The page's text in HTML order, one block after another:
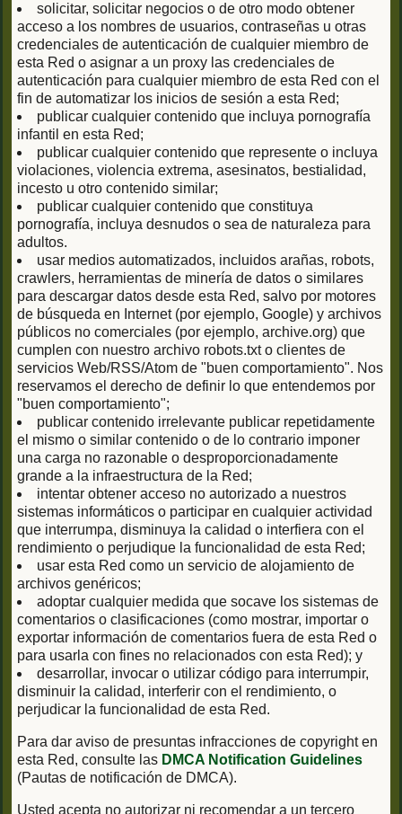
solicitar, solicitar negocios o de otro modo obtener
acceso a los nombres de usuarios, contraseñas u otras
credenciales de autenticación de cualquier miembro de
esta Red o asignar a un proxy las credenciales de
autenticación para cualquier miembro de esta Red con el
fin de automatizar los inicios de sesión a esta Red;
publicar cualquier contenido que incluya pornografía
infantil en esta Red;
publicar cualquier contenido que represente o incluya
violaciones, violencia extrema, asesinatos, bestialidad,
incesto u otro contenido similar;
publicar cualquier contenido que constituya
pornografía, incluya desnudos o sea de naturaleza para
adultos.
usar medios automatizados, incluidos arañas, robots,
crawlers, herramientas de minería de datos o similares
para descargar datos desde esta Red, salvo por motores
de búsqueda en Internet (por ejemplo, Google) y archivos
públicos no comerciales (por ejemplo, archive.org) que
cumplen con nuestro archivo robots.txt o clientes de
servicios Web/RSS/Atom de "buen comportamiento". Nos
reservamos el derecho de definir lo que entendemos por
"buen comportamiento";
publicar contenido irrelevante publicar repetidamente
el mismo o similar contenido o de lo contrario imponer
una carga no razonable o desproporcionadamente
grande a la infraestructura de la Red;
intentar obtener acceso no autorizado a nuestros
sistemas informáticos o participar en cualquier actividad
que interrumpa, disminuya la calidad o interfiera con el
rendimiento o perjudique la funcionalidad de esta Red;
usar esta Red como un servicio de alojamiento de
archivos genéricos;
adoptar cualquier medida que socave los sistemas de
comentarios o clasificaciones (como mostrar, importar o
exportar información de comentarios fuera de esta Red o
para usarla con fines no relacionados con esta Red); y
desarrollar, invocar o utilizar código para interrumpir,
disminuir la calidad, interferir con el rendimiento, o
perjudicar la funcionalidad de esta Red.
Para dar aviso de presuntas infracciones de copyright en
esta Red, consulte las DMCA Notification Guidelines
(Pautas de notificación de DMCA).
Usted acepta no autorizar ni recomendar a un tercero